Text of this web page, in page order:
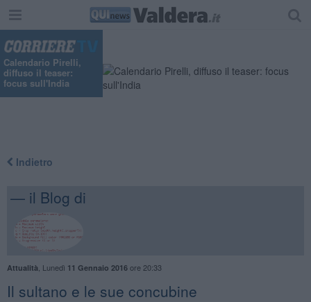
Calendario Pirelli,
diffuso il teaser:
focus sull'India
Indietro
— il Blog di
Attualità Lunedì 11 Gennaio 2016ore 20:33
Il sultano e le sue concubine